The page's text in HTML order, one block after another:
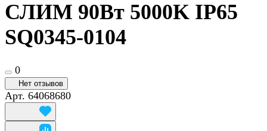
СЛИМ 90Вт 5000K IP65
SQ0345-0104
0
Нет отзывов
Арт. 64068680